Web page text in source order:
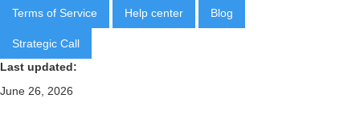
Terms of Service Help center Blog
Strategic Call
Last updated:
June 26, 2026